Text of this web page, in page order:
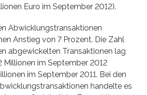
Euro im September 2012).
Abwicklungstransaktionen
Anstieg von 7 Prozent. Die Zahl
abgewickelten Transaktionen lag
Millionen im September 2012
im September 2011. Bei den
handelte es